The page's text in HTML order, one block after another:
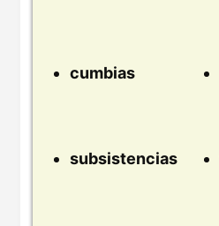
cumbias
subsistencias